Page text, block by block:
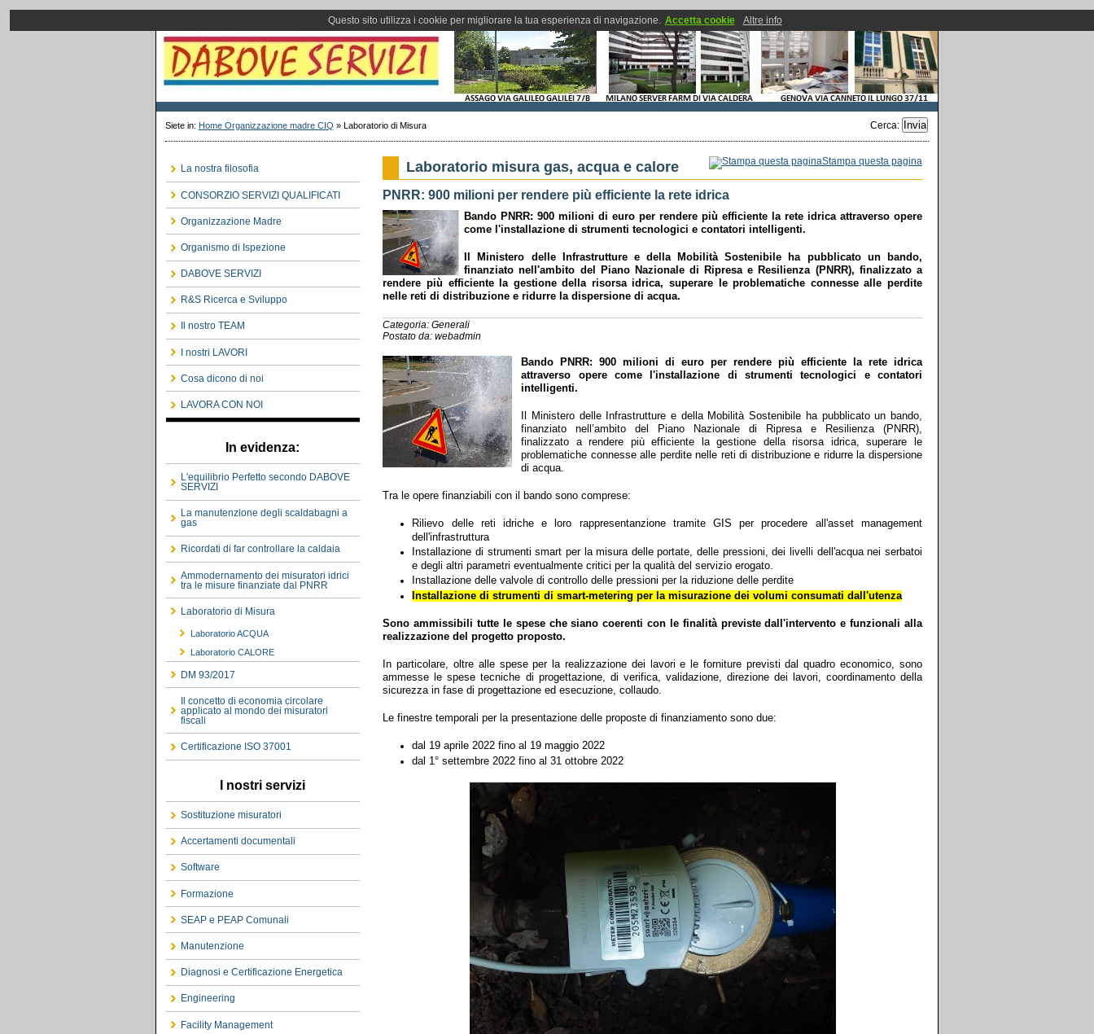
Questo sito utilizza i cookie per migliorare la tua esperienza di navigazione. Accetta cookie Altre info
Cerca:
Siete in: Home Organizzazione madre CIQ » Laboratorio di Misura
La nostra filosofia
CONSORZIO SERVIZI QUALIFICATI
Organizzazione Madre
Organismo di Ispezione
DABOVE SERVIZI
R&S Ricerca e Sviluppo
Il nostro TEAM
I nostri LAVORI
Cosa dicono di noi
LAVORA CON NOI
In evidenza:
L'equilibrio Perfetto secondo DABOVE
SERVIZI
La manutenzione degli scaldabagni a
gas
Ricordati di far controllare la caldaia
Ammodernamento dei misuratori idrici
tra le misure finanziate dal PNRR
Laboratorio di Misura
Laboratorio ACQUA
Laboratorio CALORE
DM 93/2017
Il concetto di economia circolare
applicato al mondo dei misuratori
fiscali
Certificazione ISO 37001
I nostri servizi
Sostituzione misuratori
Accertamenti documentali
Software
Formazione
SEAP e PEAP Comunali
Manutenzione
Diagnosi e Certificazione Energetica
Engineering
Facility Management
Stampa questa pagina
Laboratorio misura gas, acqua e calore
PNRR: 900 milioni per rendere più efficiente la rete idrica
Bando PNRR: 900 milioni di euro per rendere più efficiente la rete idrica attraverso opere
come l'installazione di strumenti tecnologici e contatori intelligenti.
Il Ministero delle Infrastrutture e della Mobilità Sostenibile ha pubblicato un bando,
finanziato nell'ambito del Piano Nazionale di Ripresa e Resilienza (PNRR), finalizzato a
rendere più efficiente la gestione della risorsa idrica, superare le problematiche connesse alle perdite
nelle reti di distribuzione e ridurre la dispersione di acqua.
Categoria: Generali
Postato da: webadmin
Bando PNRR: 900 milioni di euro per rendere più efficiente la rete idrica
attraverso opere come l'installazione di strumenti tecnologici e contatori
intelligenti.
Il Ministero delle Infrastrutture e della Mobilità Sostenibile ha pubblicato un bando,
finanziato nell’ambito del Piano Nazionale di Ripresa e Resilienza (PNRR),
finalizzato a rendere più efficiente la gestione della risorsa idrica, superare le
problematiche connesse alle perdite nelle reti di distribuzione e ridurre la dispersione
di acqua.
Tra le opere finanziabili con il bando sono comprese:
Rilievo delle reti idriche e loro rappresentanzione tramite GIS per procedere all'asset management
dell'infrastruttura
Installazione di strumenti smart per la misura delle portate, delle pressioni, dei livelli dell'acqua nei serbatoi
e degli altri parametri eventualmente critici per la qualità del servizio erogato.
Installazione delle valvole di controllo delle pressioni per la riduzione delle perdite
Installazione di strumenti di smart-metering per la misurazione dei volumi consumati dall'utenza
Sono ammissibili tutte le spese che siano coerenti con le finalità previste dall'intervento e funzionali alla
realizzazione del progetto proposto.
In particolare, oltre alle spese per la realizzazione dei lavori e le forniture previsti dal quadro economico, sono
ammesse le spese tecniche di progettazione, di verifica, validazione, direzione dei lavori, coordinamento della
sicurezza in fase di progettazione ed esecuzione, collaudo.
Le finestre temporali per la presentazione delle proposte di finanziamento sono due:
dal 19 aprile 2022 fino al 19 maggio 2022
dal 1° settembre 2022 fino al 31 ottobre 2022